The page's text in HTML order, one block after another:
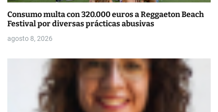
a
d
a
Consumo multa con 320.000 euros a Reggaeton Beach
Festival por diversas prácticas abusivas
agosto 8, 2026